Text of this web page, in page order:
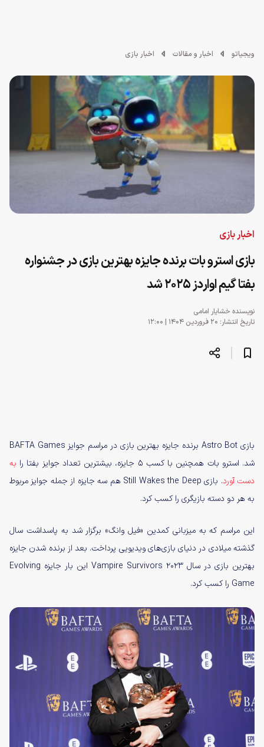
ویجیاتو اخبار و مقالات اخبار بازی
اخبار بازی
بازی استرو بات برنده جایزه بهترین بازی در جشنواره
بفتا گیم اواردز ۲۰۲۵ شد
نویسنده خشایار امامی
تاریخ انتشار: ۲۰ فروردین ۱۴۰۴ | ۱۲:۰۰
بازی Astro Bot برنده جایزه بهترین بازی در مراسم جوایز BAFTA Games
شد. استرو بات همچنین با کسب ۵ جایزه، بیشترین تعداد جوایز بفتا را
به
دست آورد
. بازی Still Wakes the Deep هم سه جایزه از جمله جوایز مربوط
به هر دو دسته بازیگری را کسب کرد.
این مراسم که به میزبانی کمدین «فیل وانگ» برگزار شد به پاسداشت سال
گذشته میلادی در دنیای بازی‌های ویدیویی پرداخت. بعد از برنده شدن جایزه
بهترین بازی در سال ۲۰۲۳ Vampire Survivors این بار جایزه Evolving
Game را کسب کرد.